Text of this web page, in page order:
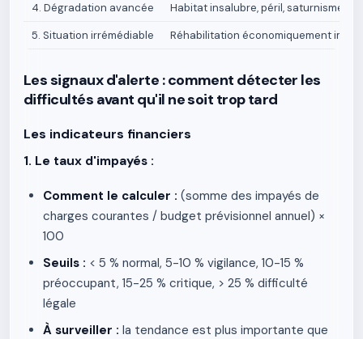
4. Dégradation avancée
Habitat insalubre, péril, saturnisme
5. Situation irrémédiable
Réhabilitation économiquement
Les signaux d'alerte : comment détecter les
difficultés avant qu'il ne soit trop tard
Les indicateurs financiers
1. Le taux d'impayés :
Comment le calculer : (somme des impayés de
charges courantes / budget prévisionnel annuel) ×
100
Seuils : < 5 % normal, 5-10 % vigilance, 10-15 %
préoccupant, 15-25 % critique, > 25 % difficulté
légale
À surveiller : la tendance est plus importante que